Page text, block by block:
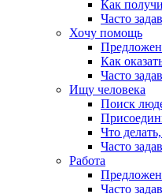
Как
Часто
Хочу помощь
Как
Часто
Ищу человека
Поиск
Что
Часто
Работа
Часто